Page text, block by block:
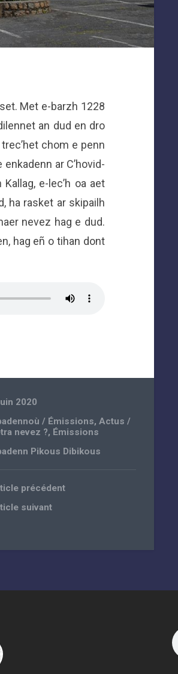
Met e-barzh 1228
an dud en dro
chom e penn
ar C’hovid-
e-lec’h oa aet
ha rasket ar skipailh
nevez hag e dud.
hag eñ o tihan dont
2020
/ Émissions,Actus /
nevez ?, Émissions
Pikous Dibikous
précédent
suivant